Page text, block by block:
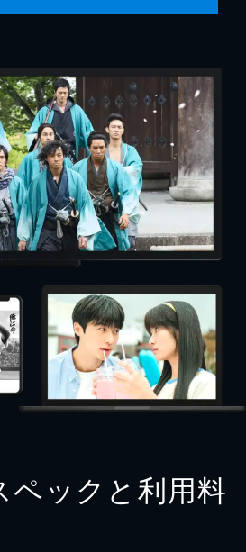
ペックと利用料